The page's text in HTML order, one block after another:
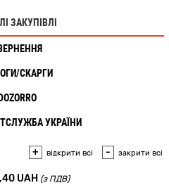
ЗАКУПІВЛІ
СКАРГИ
DOZORRO
УКРАЇНИ
+ відкрити всі - закрити всі
UAH (з ПДВ)